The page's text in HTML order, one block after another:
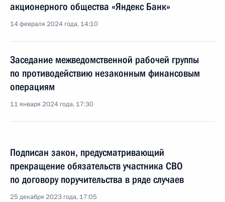
акционерного общества «Яндекс Банк»
14 февраля 2024 года, 14:10
Заседание межведомственной рабочей группы
по противодействию незаконным финансовым
операциям
11 января 2024 года, 17:30
Подписан закон, предусматривающий
прекращение обязательств участника СВО
по договору поручительства в ряде случаев
25 декабря 2023 года, 17:05